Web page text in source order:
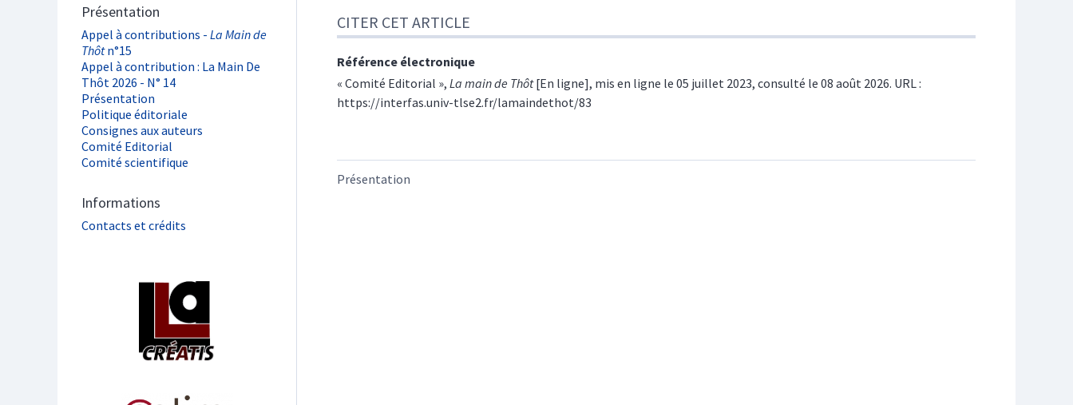
Présentation
Appel à contributions - La Main de
Thôtn°15
Appel à contribution : La Main De
Thôt 2026 - N° 14
Présentation
Politique éditoriale
Consignes aux auteurs
Comité Editorial
Comité scientifique
Informations
Contacts et crédits
Affiliations/partenaires
CITER CET ARTICLE
Référence électronique
« Comité Editorial », La main de Thôt[En ligne], mis en ligne le 05 juillet 2023, consulté le 08 août 2026. URL :
https://interfas.univ-tlse2.fr/lamaindethot/83
Présentation